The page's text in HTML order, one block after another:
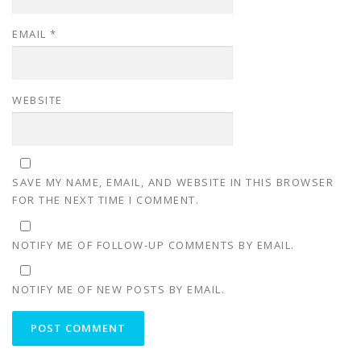
EMAIL *
WEBSITE
SAVE MY NAME, EMAIL, AND WEBSITE IN THIS BROWSER
FOR THE NEXT TIME I COMMENT.
NOTIFY ME OF FOLLOW-UP COMMENTS BY EMAIL.
NOTIFY ME OF NEW POSTS BY EMAIL.